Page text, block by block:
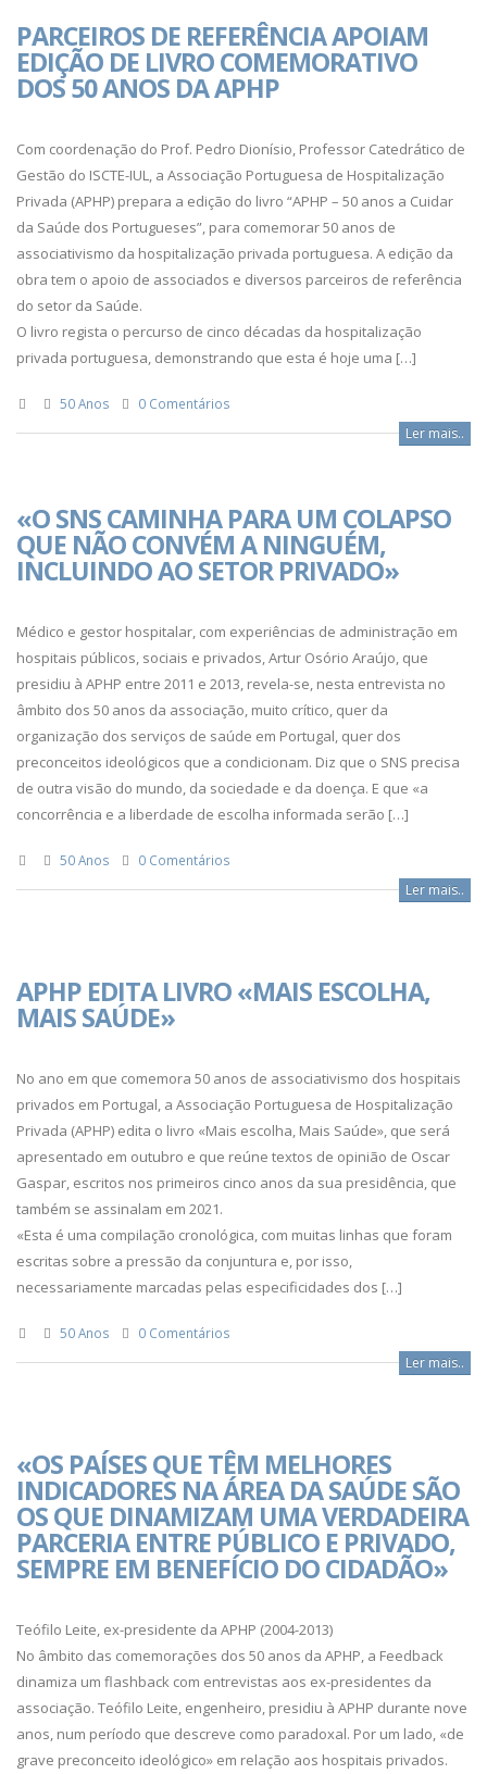
PARCEIROS DE REFERÊNCIA APOIAM
EDIÇÃO DE LIVRO COMEMORATIVO
DOS 50 ANOS DA APHP
Com coordenação do Prof. Pedro Dionísio, Professor Catedrático de
Gestão do ISCTE-IUL, a Associação Portuguesa de Hospitalização
Privada (APHP) prepara a edição do livro “APHP – 50 anos a Cuidar
da Saúde dos Portugueses”, para comemorar 50 anos de
associativismo da hospitalização privada portuguesa. A edição da
obra tem o apoio de associados e diversos parceiros de referência
do setor da Saúde.
O livro regista o percurso de cinco décadas da hospitalização
privada portuguesa, demonstrando que esta é hoje uma […]
50 Anos 0 Comentários
Ler mais..
«O SNS CAMINHA PARA UM COLAPSO
QUE NÃO CONVÉM A NINGUÉM,
INCLUINDO AO SETOR PRIVADO»
Médico e gestor hospitalar, com experiências de administração em
hospitais públicos, sociais e privados, Artur Osório Araújo, que
presidiu à APHP entre 2011 e 2013, revela-se, nesta entrevista no
âmbito dos 50 anos da associação, muito crítico, quer da
organização dos serviços de saúde em Portugal, quer dos
preconceitos ideológicos que a condicionam. Diz que o SNS precisa
de outra visão do mundo, da sociedade e da doença. E que «a
concorrência e a liberdade de escolha informada serão […]
50 Anos 0 Comentários
Ler mais..
APHP EDITA LIVRO «MAIS ESCOLHA,
MAIS SAÚDE»
No ano em que comemora 50 anos de associativismo dos hospitais
privados em Portugal, a Associação Portuguesa de Hospitalização
Privada (APHP) edita o livro «Mais escolha, Mais Saúde», que será
apresentado em outubro e que reúne textos de opinião de Oscar
Gaspar, escritos nos primeiros cinco anos da sua presidência, que
também se assinalam em 2021.
«Esta é uma compilação cronológica, com muitas linhas que foram
escritas sobre a pressão da conjuntura e, por isso,
necessariamente marcadas pelas especificidades dos […]
50 Anos 0 Comentários
Ler mais..
«OS PAÍSES QUE TÊM MELHORES
INDICADORES NA ÁREA DA SAÚDE SÃO
OS QUE DINAMIZAM UMA VERDADEIRA
PARCERIA ENTRE PÚBLICO E PRIVADO,
SEMPRE EM BENEFÍCIO DO CIDADÃO»
Teófilo Leite, ex-presidente da APHP (2004-2013)
No âmbito das comemorações dos 50 anos da APHP, a Feedback
dinamiza um flashback com entrevistas aos ex-presidentes da
associação. Teófilo Leite, engenheiro, presidiu à APHP durante nove
anos, num período que descreve como paradoxal. Por um lado, «de
grave preconceito ideológico» em relação aos hospitais privados.